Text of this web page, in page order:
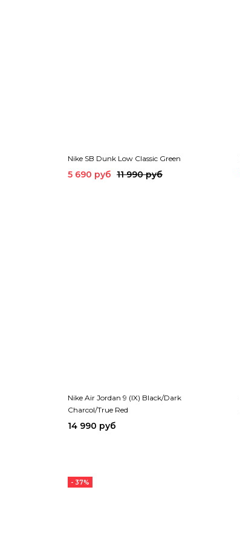
Nike SB Dunk Low Classic Green
5 690 руб 11 990 руб
Nike Air Jordan 9 (IX) Black/Dark
Charcol/True Red
14 990 руб
- 37%